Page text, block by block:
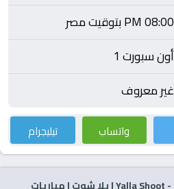
08:00 PM بتوقيت مصر
أون سبورت 1
غير معروف
واتساب تيليجرام